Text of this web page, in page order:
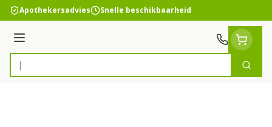
Ga naar de inhoud
Apothekersadvies Snelle beschikbaarheid
Menu
Product, merk, categorie...
Zoek